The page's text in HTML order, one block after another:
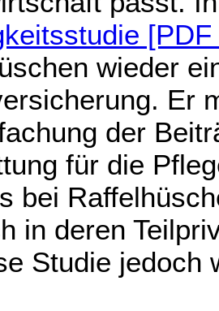
wieder
Er
der
für die
bei
in deren
Studie jedoch